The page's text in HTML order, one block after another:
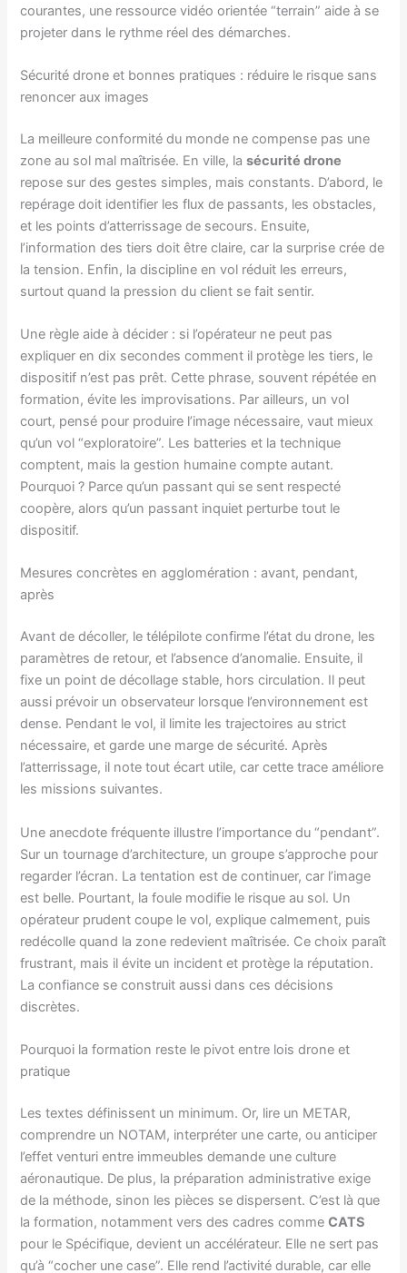
courantes, une ressource vidéo orientée “terrain” aide à se
projeter dans le rythme réel des démarches.
Sécurité drone et bonnes pratiques : réduire le risque sans
renoncer aux images
La meilleure conformité du monde ne compense pas une
zone au sol mal maîtrisée. En ville, lasécurité drone
repose sur des gestes simples, mais constants. D’abord, le
repérage doit identifier les flux de passants, les obstacles,
et les points d’atterrissage de secours. Ensuite,
l’information des tiers doit être claire, car la surprise crée de
la tension. Enfin, la discipline en vol réduit les erreurs,
surtout quand la pression du client se fait sentir.
Une règle aide à décider : si l’opérateur ne peut pas
expliquer en dix secondes comment il protège les tiers, le
dispositif n’est pas prêt. Cette phrase, souvent répétée en
formation, évite les improvisations. Par ailleurs, un vol
court, pensé pour produire l’image nécessaire, vaut mieux
qu’un vol “exploratoire”. Les batteries et la technique
comptent, mais la gestion humaine compte autant.
Pourquoi ? Parce qu’un passant qui se sent respecté
coopère, alors qu’un passant inquiet perturbe tout le
dispositif.
Mesures concrètes en agglomération : avant, pendant,
après
Avant de décoller, le télépilote confirme l’état du drone, les
paramètres de retour, et l’absence d’anomalie. Ensuite, il
fixe un point de décollage stable, hors circulation. Il peut
aussi prévoir un observateur lorsque l’environnement est
dense. Pendant le vol, il limite les trajectoires au strict
nécessaire, et garde une marge de sécurité. Après
l’atterrissage, il note tout écart utile, car cette trace améliore
les missions suivantes.
Une anecdote fréquente illustre l’importance du “pendant”.
Sur un tournage d’architecture, un groupe s’approche pour
regarder l’écran. La tentation est de continuer, car l’image
est belle. Pourtant, la foule modifie le risque au sol. Un
opérateur prudent coupe le vol, explique calmement, puis
redécolle quand la zone redevient maîtrisée. Ce choix paraît
frustrant, mais il évite un incident et protège la réputation.
La confiance se construit aussi dans ces décisions
discrètes.
Pourquoi la formation reste le pivot entre lois drone et
pratique
Les textes définissent un minimum. Or, lire un METAR,
comprendre un NOTAM, interpréter une carte, ou anticiper
l’effet venturi entre immeubles demande une culture
aéronautique. De plus, la préparation administrative exige
de la méthode, sinon les pièces se dispersent. C’est là que
la formation, notamment vers des cadres commeCATS
pour le Spécifique, devient un accélérateur. Elle ne sert pas
qu’à “cocher une case”. Elle rend l’activité durable, car elle